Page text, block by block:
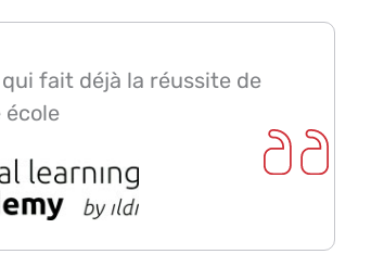
fait déjà la réussite de